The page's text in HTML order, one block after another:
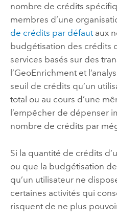
nombre de crédits
membres d’une
de crédits par défautaux
budgétisation des crédits
services basés sur des
l’GeoEnrichmentet
seuil de crédits qu’un
total ou au cours d’une
l’empêcher de dépenser
nombre de crédits par
Si la quantité de crédits
ou que la budgétisation
qu’un utilisateur ne
certaines activités qui
risquent de ne plus